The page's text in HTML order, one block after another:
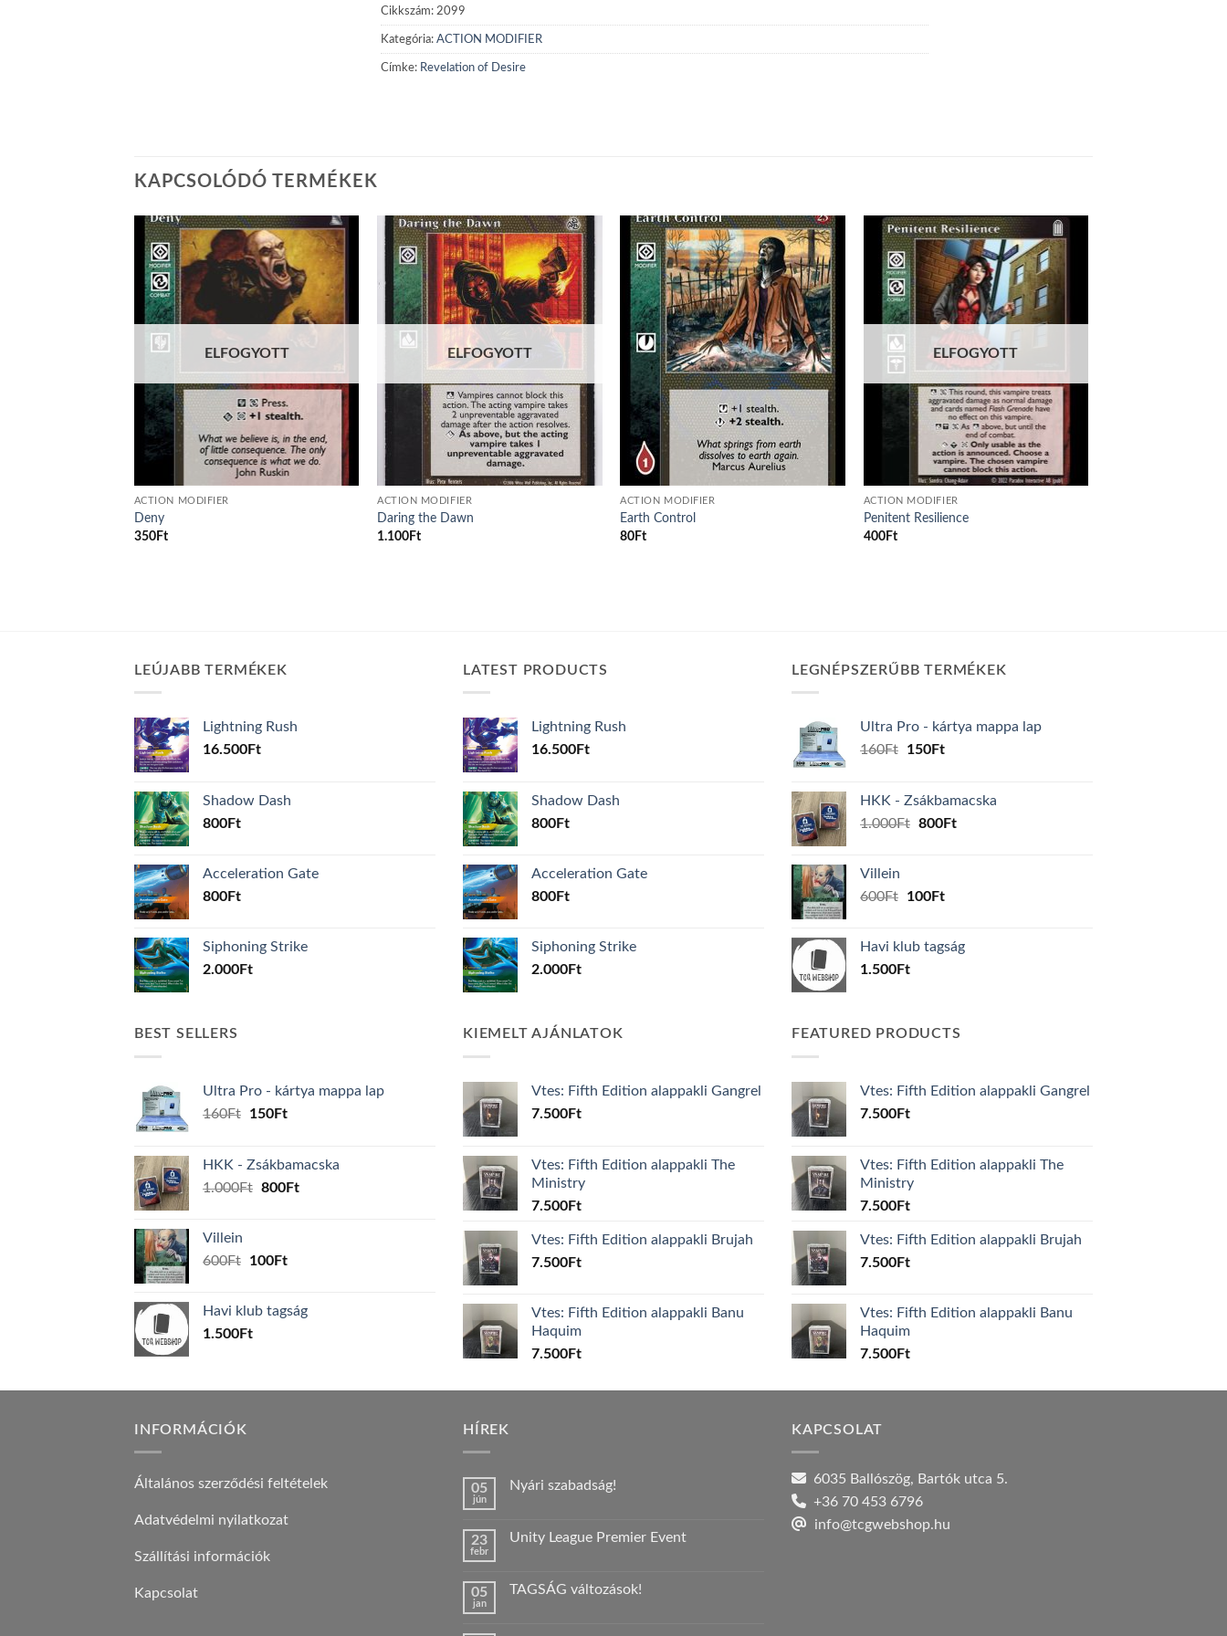
Cikkszám: 2099
Kategória: ACTION MODIFIER
Címke: Revelation of Desire
KAPCSOLÓDÓ TERMÉKEK
wishlist
ELFOGYOTT
ACTION MODIFIER
Deny
350Ft
Add to
wishlist
ELFOGYOTT
ACTION MODIFIER
Daring the Dawn
1.100 Ft
Add to
wishlist
ACTION MODIFIER
Earth Control
80 Ft
Add to
ELFOGYOTT
ACTION MODIFIER
Penitent Resilience
400Ft
LEÚJABB TERMÉKEK
Lightning Rush
16.500Ft
Shadow Dash
800Ft
Acceleration Gate
800Ft
Siphoning Strike
2.000Ft
LATEST PRODUCTS
Lightning Rush
16.500Ft
Shadow Dash
800Ft
Acceleration Gate
800Ft
Siphoning Strike
2.000Ft
LEGNÉPSZERŰBB TERMÉKEK
Ultra Pro - kártya mappa lap
160Ft
Original
160Ft.
150FtCurrent
150Ft.
HKK - Zsákbamacska
1.000Ft Original
800FtCurrent
Villein
600Ft
Original
600Ft.
100FtCurrent
100Ft.
Havi klub tagság
1.500Ft
BEST SELLERS
Ultra Pro - kártya mappa lap
160Ft
Original
160Ft.
150FtCurrent
150Ft.
HKK - Zsákbamacska
1.000Ft Original
800FtCurrent
Villein
600Ft
Original
600Ft.
100FtCurrent
100Ft.
Havi klub tagság
1.500Ft
KIEMELT AJÁNLATOK
Vtes: Fifth Edition alappakli Gangrel
7.500Ft
Vtes: Fifth Edition alappakli The
Ministry
7.500Ft
Vtes: Fifth Edition alappakli Brujah
7.500Ft
Vtes: Fifth Edition alappakli Banu
Haquim
7.500Ft
FEATURED PRODUCTS
Vtes: Fifth Edition alappakli Gangrel
7.500Ft
Vtes: Fifth Edition alappakli The
Ministry
7.500Ft
Vtes: Fifth Edition alappakli Brujah
7.500Ft
Vtes: Fifth Edition alappakli Banu
Haquim
7.500Ft
INFORMÁCIÓK
Általános szerződési feltételek
Adatvédelmi nyilatkozat
Szállítási információk
Kapcsolat
HÍREK
05
jún
Nyári szabadság!
Nyári
23
febr
Unity League Premier Event
Unity
05
jan
TAGSÁG változások!
KAPCSOLAT
6035 Ballószög, Bartók utca 5.
+36 70 453 6796
info@tcgwebshop.hu